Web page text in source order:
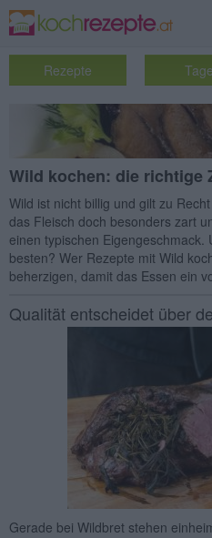
Rezepte
Wild kochen: die richtige
Wild ist nicht billig und gilt zu
das Fleisch doch besonders zart
einen typischen Eigengeschmack.
besten? Wer Rezepte mit Wild
beherzigen, damit das Essen ein
Qualität entscheidet über
Gerade bei Wildbret stehen